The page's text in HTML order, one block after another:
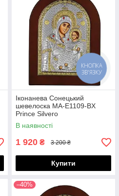
Іконанева Сонецький
шевелоска MA-E1109-BX
Prince Silvero
В наявності
1 920 ₴ 3 200 ₴
Купити
–40%
КНОПКА
ЗВ'ЯЗКУ